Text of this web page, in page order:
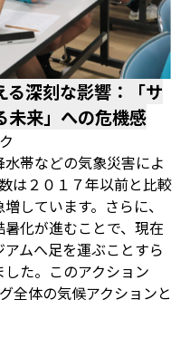
る深刻な影響：「サ
未来」への危機感
帯などの気象災害によ
は２０１７年以前と比較
しています。さらに、
化が進むことで、現在
ムへ足を運ぶことすら
た。このアクション
全体の気候アクションと